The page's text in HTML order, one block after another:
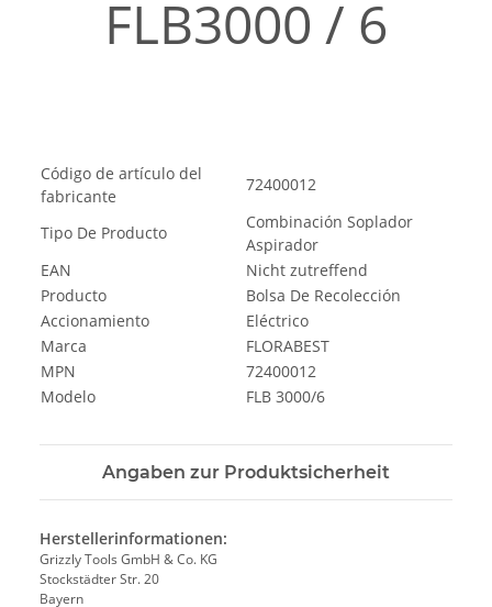
FLB3000 / 6
Código de artículo del
fabricante
72400012
Tipo De Producto
Combinación Soplador
Aspirador
EAN
Nicht zutreffend
Producto
Bolsa De Recolección
Accionamiento
Eléctrico
Marca
FLORABEST
MPN
72400012
Modelo
FLB 3000/6
Angaben zur Produktsicherheit
Herstellerinformationen:
Grizzly Tools GmbH & Co. KG
Stockstädter Str. 20
Bayern